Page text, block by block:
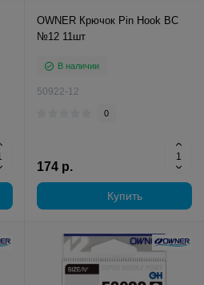
OWNER Крючок Pin Hook BC
№12 11шт
В наличии
50922-12
0
174 р.
Купить